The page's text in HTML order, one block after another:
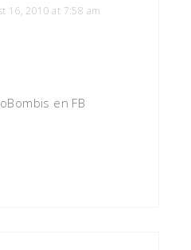
16, 2010 at 7:58 am
en FB